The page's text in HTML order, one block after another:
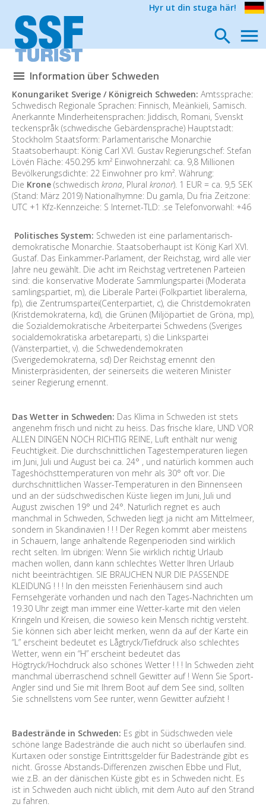
Hyr ut din stuga här!
Information über Schweden
Konungariket Sverige / Königreich Schweden: Amtssprache:
Schwedisch Regionale Sprachen: Finnisch, Meänkieli, Samisch.
Anerkannte Minderheitensprachen: Jiddisch, Romani, Svenskt
teckenspråk (schwedische Gebärdensprache) Hauptstadt:
Stockholm Staatsform: Parlamentarische Monarchie
Staatsoberhaupt: König Carl XVI. Gustav Regierungschef: Stefan
Lövén Fläche: 450.295 km² Einwohnerzahl: ca. 9,8 Millionen
Bevölkerungsdichte: 22 Einwohner pro km². Währung:
Die Krone (schwedisch krona, Plural kronor). 1 EUR = ca. 9,5 SEK
(Stand: März 2019) Nationalhymne: Du gamla, Du fria Zeitzone:
UTC +1 Kfz-Kennzeiche: S Internet-TLD: .se Telefonvorwahl: +46
Politisches System: Schweden ist eine parlamentarisch-
demokratische Monarchie. Staatsoberhaupt ist König Karl XVI.
Gustaf. Das Einkammer-Parlament, der Reichstag, wird alle vier
Jahre neu gewählt. Die acht im Reichstag vertretenen Parteien
sind: die konservative Moderate Sammlungspartei (Moderata
samlingspartiet, m), die Liberale Partei (Folkpartiet liberalerna,
fp), die Zentrumspartei(Centerpartiet, c), die Christdemokraten
(Kristdemokraterna, kd), die Grünen (Miljöpartiet de Gröna, mp),
die Sozialdemokratische Arbeiterpartei Schwedens (Sveriges
socialdemokratiska arbetareparti, s) die Linkspartei
(Vänsterpartiet, v). die Schwedendemokraten
(Sverigedemokraterna, sd) Der Reichstag ernennt den
Ministerpräsidenten, der seinerseits die weiteren Minister
seiner Regierung ernennt.
Das Wetter in Schweden: Das Klima in Schweden ist stets
angenehm frisch und nicht zu heiss. Das frische klare, UND VOR
ALLEN DINGEN NOCH RICHTIG REINE, Luft enthält nur wenig
Feuchtigkeit. Die durchschnittlichen Tagestemperaturen liegen
im Juni, Juli und August bei ca. 24° , und natürlich kommen auch
Tageshöchsttemperaturen von mehr als 30° oft vor. Die
durchschnittlichen Wasser-Temperaturen in den Binnenseen
und an der südschwedischen Küste liegen im Juni, Juli und
August zwischen 19° und 24°. Naturlich regnet es auch
manchmal in Schweden, Schweden liegt ja nicht am Mittelmeer,
sondern in Skandinavien ! ! ! Der Regen kommt aber meistens
in Schauern, lange anhaltende Regenperioden sind wirklich
recht selten. Im übrigen: Wenn Sie wirklich richtig Urlaub
machen wollen, dann kann schlechtes Wetter Ihren Urlaub
nicht beeinträchtigen. SIE BRAUCHEN NUR DIE PASSENDE
KLEIDUNG ! ! ! In den meissten Ferienhäusern sind auch
Fernsehgeräte vorhanden und nach den Tages-Nachrichten um
19.30 Uhr zeigt man immer eine Wetter-karte mit den vielen
Kringeln und Kreisen, die sowieso kein Mensch richtig versteht.
Sie können sich aber leicht merken, wenn da auf der Karte ein
“L” erscheint bedeutet es Lågtryck/Tiefdruck also schlechtes
Wetter, wenn ein “H” erscheint bedeutet das
Högtryck/Hochdruck also schönes Wetter ! ! ! In Schweden zieht
manchmal überraschend schnell Gewitter auf ! Wenn Sie Sport-
Angler sind und Sie mit Ihrem Boot auf dem See sind, sollten
Sie schnellstens vom See runter, wenn Gewitter aufzieht !
Badestrände in Schweden: Es gibt in Südschweden viele
schöne lange Badestrände die auch nicht so überlaufen sind.
Kurtaxen oder sonstige Eintrittsgelder für Badestrände gibt es
nicht. Grosse Abstands-Differenzen zwischen Ebbe und Flut,
wie z.B. an der dänischen Küste gibt es in Schweden nicht. Es
ist in Schweden auch nicht üblich, mit dem Auto auf den Strand
zu fahren.